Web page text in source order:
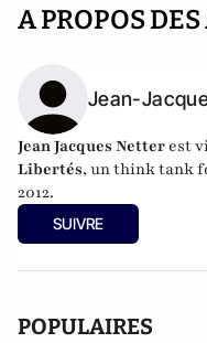
A PROPOS
Jean-
Jean Jacques Netter est
Libertés, un think tank
2012.
SUIVRE
POPULAIRES